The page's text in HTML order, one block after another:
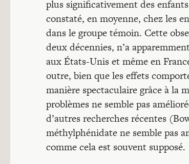
plus significativement des
constaté, en moyenne, chez les
dans le groupe témoin. Cette
deux décennies, n’a
aux États-Unis et même en
outre, bien que les effets
manière spectaculaire grâce à la
problèmes ne semble pas
d’autres recherches récentes
méthylphénidate ne semble pas
comme cela est souvent supposé.